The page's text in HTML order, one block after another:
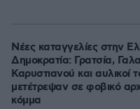
Νέες καταγγελίες στην
Δημοκρατία: Γρατσία,
Καρυστιανού και αυλικοί
μετέτρεψαν σε φοβικό
κόμμα